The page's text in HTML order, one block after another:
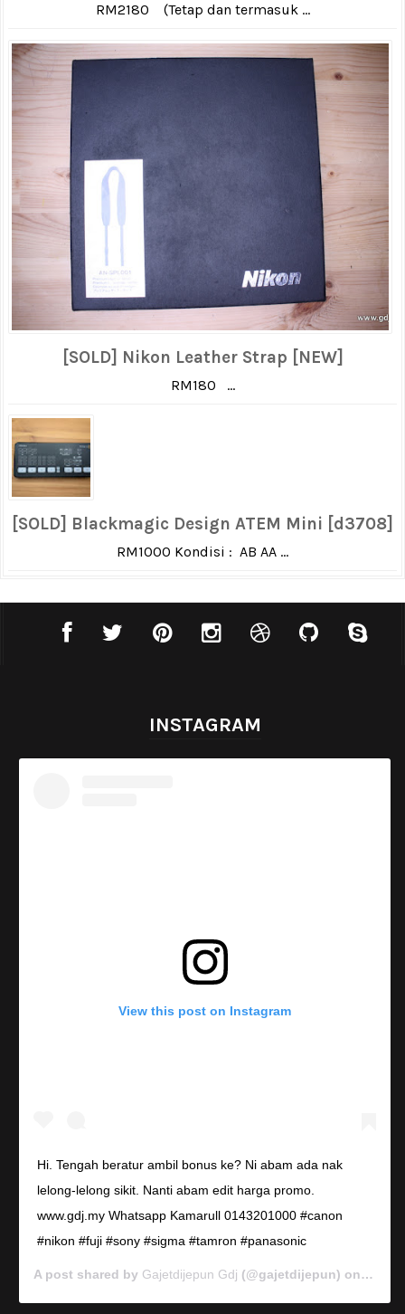
RM2180 (Tetap dan termasuk ...
[SOLD] Nikon Leather Strap [NEW]
RM180 ...
[SOLD] Blackmagic Design ATEM Mini [d3708]
RM1000 Kondisi : AB AA ...
INSTAGRAM
View this post on Instagram
Hi. Tengah beratur ambil bonus ke? Ni abam ada nak
lelong-lelong sikit. Nanti abam edit harga promo.
www.gdj.my Whatsapp Kamarull 0143201000 #canon
#nikon #fuji #sony #sigma #tamron #panasonic
A post shared by Gajetdijepun Gdj (@gajetdijepun) on Jan 7,